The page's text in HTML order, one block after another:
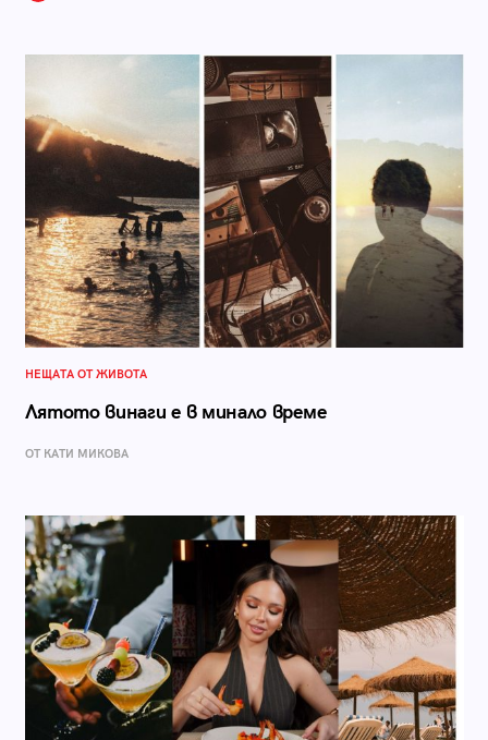
НЕЩАТА ОТ ЖИВОТА
Лятото винаги е в минало време
ОТ КАТИ МИКОВА